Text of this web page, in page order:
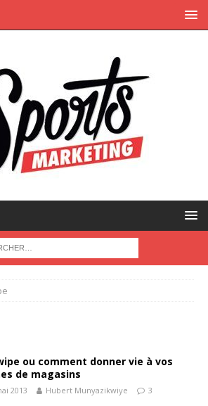
ou comment donner vie à vos
de magasins
2013 Hubert Munyazikwiye 3